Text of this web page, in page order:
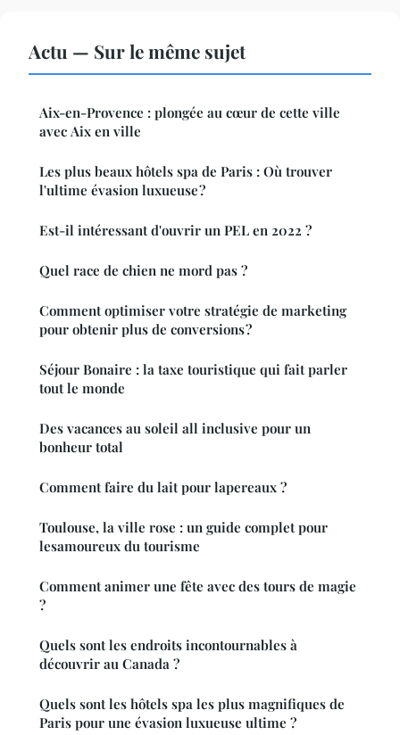
Actu — Sur le même sujet
Aix-en-Provence : plongée au cœur de cette ville
avec Aix en ville
Les plus beaux hôtels spa de Paris : Où trouver
l'ultime évasion luxueuse ?
Est-il intéressant d'ouvrir un PEL en 2022 ?
Quel race de chien ne mord pas ?
Comment optimiser votre stratégie de marketing
pour obtenir plus de conversions ?
Séjour Bonaire : la taxe touristique qui fait parler
tout le monde
Des vacances au soleil all inclusive pour un
bonheur total
Comment faire du lait pour lapereaux ?
Toulouse, la ville rose : un guide complet pour
lesamoureux du tourisme
Comment animer une fête avec des tours de magie
?
Quels sont les endroits incontournables à
découvrir au Canada ?
Quels sont les hôtels spa les plus magnifiques de
Paris pour une évasion luxueuse ultime ?